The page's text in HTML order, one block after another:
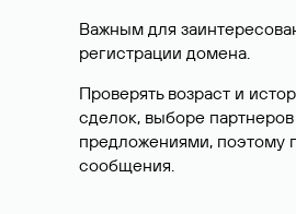
Важным для
регистрации домена.
Проверять возраст и
сделок, выборе
предложениями, поэтому
сообщения.